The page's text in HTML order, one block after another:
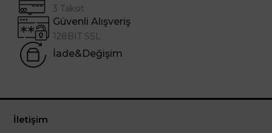
3 Taksit
Güvenli Alışveriş
128BIT SSL
İade&Değişim
İletişim